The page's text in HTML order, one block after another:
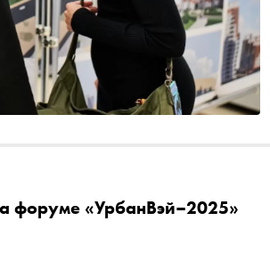
форуме «УрбанВэй–2025»